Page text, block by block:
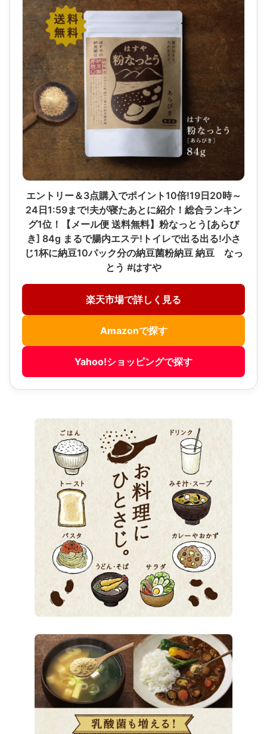
エントリー＆3点購入でポイント10倍!19日20時～
24日1:59まで!夫が寝たあとに紹介！総合ランキン
グ1位！【メール便 送料無料】粉なっとう[あらび
き] 84g まるで腸内エステ!トイレで出る出る!小さ
じ1杯に納豆10パック分の納豆菌粉納豆 納豆 なっ
とう #はすや
楽天市場で詳しく見る
Amazonで探す
Yahoo!ショッピングで探す